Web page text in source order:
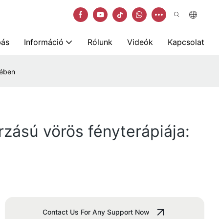
Információ Rólunk Videók Kapcsolat
vörös fényterápiája:
Contact Us For Any Support Now